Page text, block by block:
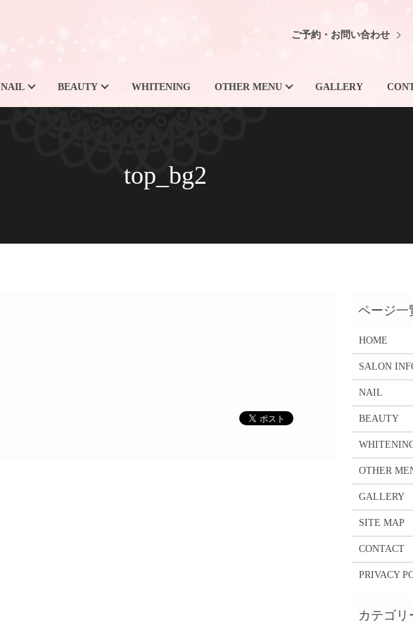
ご予約・お問い合わせ
NAIL BEAUTY WHITENING OTHER MENU GALLERY
top_bg2
HOME
SALON
NAIL
BEAUTY
OTHER
GALLERY
SITE MAP
CONTACT
PRIVACY